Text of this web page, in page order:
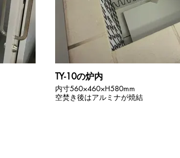
TY-10の炉内
内寸560×460×H580mm
空焚き後はアルミナが焼結